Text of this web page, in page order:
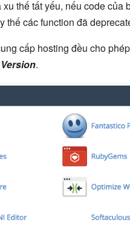
thế tất yếu, nếu code
thế các function đã
cấp hosting đều cho
.